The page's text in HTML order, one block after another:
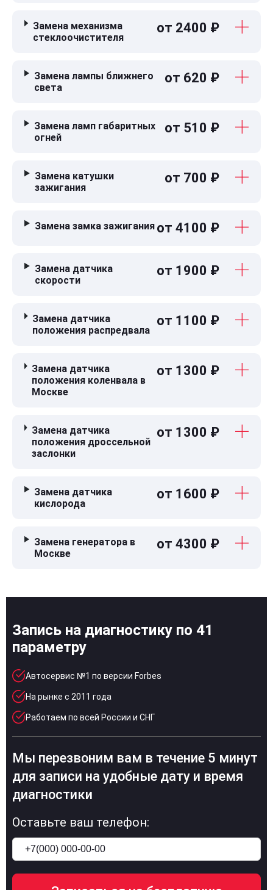
Замена механизма
стеклоочистителя
от 2400 ₽
Замена лампы ближнего
света
от 620 ₽
Замена ламп габаритных
огней
от 510 ₽
Замена катушки
зажигания
от 700 ₽
Замена замка зажигания от 4100 ₽
Замена датчика
скорости
от 1900 ₽
Замена датчика
положения распредвала
от 1100 ₽
Замена датчика
положения коленвала в
Москве
от 1300 ₽
Замена датчика
положения дроссельной
заслонки
от 1300 ₽
Замена датчика
кислорода
от 1600 ₽
Замена генератора в
Москве
от 4300 ₽
Запись на диагностику по 41
параметру
Автосервис №1 по версии Forbes
На рынке с 2011 года
Работаем по всей России и СНГ
Мы перезвоним вам в течение 5 минут
для записи на удобные дату и время
диагностики
Оставьте ваш телефон: